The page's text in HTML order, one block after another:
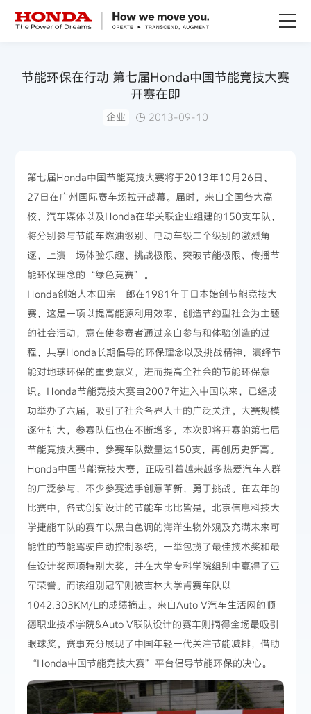
技术创新
赛事运动
新闻资讯
节能环保在行动 第七届Honda中国节能竞技大赛
开赛在即
企业 2013-09-10
第七届Honda中国节能竞技大赛将于2013年10月26日、
27日在广州国际赛车场拉开战幕。届时，来自全国各大高
校、汽车媒体以及Honda在华关联企业组建的150支车队，
将分别参与节能车燃油级别、电动车级二个级别的激烈角
逐，上演一场体验乐趣、挑战极限、突破节能极限、传播节
能环保理念的“绿色竞赛”。
Honda创始人本田宗一郎在1981年于日本始创节能竞技大
赛，这是一项以提高能源利用效率，创造节约型社会为主题
的社会活动，意在使参赛者通过亲自参与和体验创造的过
程，共享Honda长期倡导的环保理念以及挑战精神，演绎节
能对地球环保的重要意义，进而提高全社会的节能环保意
识。Honda节能竞技大赛自2007年进入中国以来，已经成
功举办了六届，吸引了社会各界人士的广泛关注。大赛规模
逐年扩大，参赛队伍也在不断增多，本次即将开赛的第七届
节能竞技大赛中，参赛车队数量达150支，再创历史新高。
Honda中国节能竞技大赛，正吸引着越来越多热爱汽车人群
的广泛参与，不少参赛选手创意革新，勇于挑战。在去年的
比赛中，各式创新设计的节能车比比皆是。北京信息科技大
学捷能车队的赛车以黑白色调的海洋生物外观及充满未来可
能性的节能驾驶自动控制系统，一举包揽了最佳技术奖和最
佳设计奖两项特别大奖，并在大学专科学院组别中赢得了亚
军荣誉。而该组别冠军则被吉林大学肯赛车队以
1042.303KM/L的成绩摘走。来自Auto V汽车生活网的顺
德职业技术学院&Auto V联队设计的赛车则摘得全场最吸引
眼球奖。赛事充分展现了中国年轻一代关注节能减排，借助
“Honda中国节能竞技大赛”平台倡导节能环保的决心。